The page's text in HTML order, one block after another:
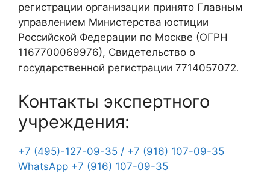
регистрации организации принято Главным
управлением Министерства юстиции
Российской Федерации по Москве (ОГРН
1167700069976), Свидетельство о
государственной регистрации 7714057072.
Контакты экспертного
учреждения:
+7 (495)-127-09-35 / +7 (916) 107-09-35
WhatsApp +7 (916) 107-09-35